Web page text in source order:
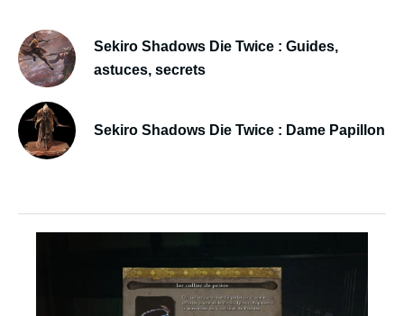
Sekiro Shadows Die Twice : Guides,
astuces, secrets
Sekiro Shadows Die Twice : Dame Papillon